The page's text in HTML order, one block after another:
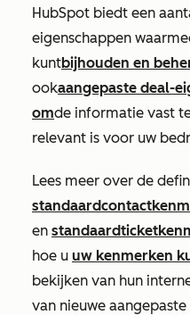
HubSpot biedt een
eigenschappen
kuntbijhouden en
ookaangepaste deal-
omde informatie vast
relevant is voor uw
Lees meer over de
en
hoe u uw kenmerken
bekijken van hun
van nieuwe